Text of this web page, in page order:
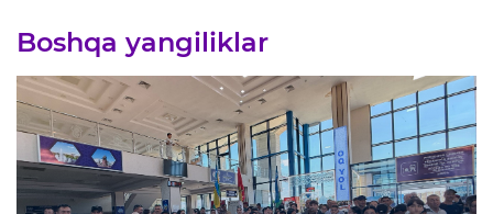
Boshqa yangiliklar